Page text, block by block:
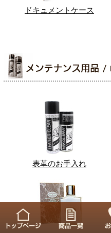
ドキュメントケース
表革のお手入れ